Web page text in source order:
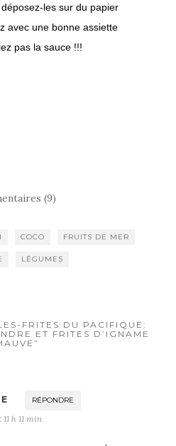
les sur du papier
avec une bonne assiette
pas la sauce !!!
(9)
COCO FRUITS DE MER
LÉGUMES
FRITES DU PACIFIQUE:
ET FRITES D’IGNAME
RÉPONDRE
h 11 min